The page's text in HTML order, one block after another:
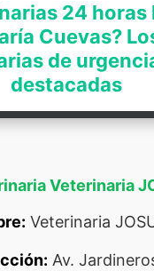
24 horas
Cuevas?
de
destacadas
Veterinaria
Veterinaria
Av.